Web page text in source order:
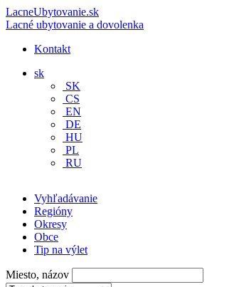
LacneUbytovanie.sk
Lacné ubytovanie a dovolenka
Kontakt
sk
SK
CS
EN
DE
HU
PL
RU
Vyhľadávanie
Regióny
Okresy
Obce
Tip na výlet
Miesto, názov